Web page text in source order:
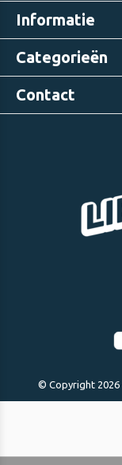
Informatie
Categorieën
Contact
© Copyright 2026